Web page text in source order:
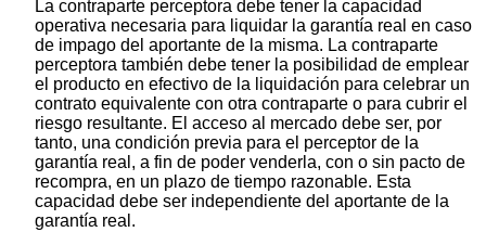
La contraparte perceptora debe tener la capacidad
operativa necesaria para liquidar la garantía real en caso
de impago del aportante de la misma. La contraparte
perceptora también debe tener la posibilidad de emplear
el producto en efectivo de la liquidación para celebrar un
contrato equivalente con otra contraparte o para cubrir el
riesgo resultante. El acceso al mercado debe ser, por
tanto, una condición previa para el perceptor de la
garantía real, a fin de poder venderla, con o sin pacto de
recompra, en un plazo de tiempo razonable. Esta
capacidad debe ser independiente del aportante de la
garantía real.